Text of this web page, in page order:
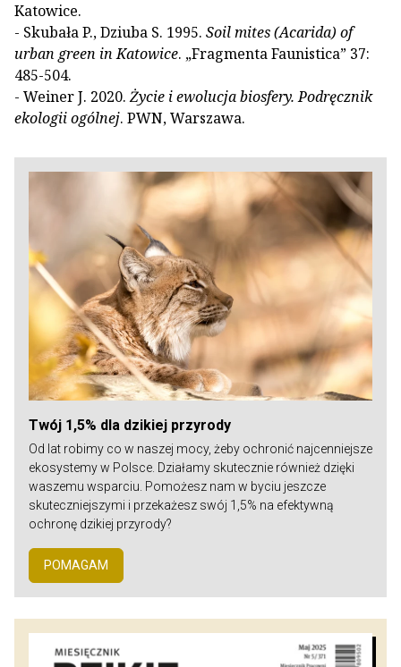
Katowice.
- Skubała P., Dziuba S. 1995. Soil mites (Acarida) of
urban green in Katowice. „Fragmenta Faunistica” 37:
485-504.
- Weiner J. 2020.Życie i ewolucja biosfery. Podręcznik
ekologii ogólnej. PWN, Warszawa.
Twój 1,5% dla dzikiej przyrody
Od lat robimy co w naszej mocy, żeby ochronić najcenniejsze
ekosystemy w Polsce. Działamy skutecznie również dzięki
waszemu wsparciu. Pomożesz nam w byciu jeszcze
skuteczniejszymi i przekażesz swój 1,5% na efektywną
ochronę dzikiej przyrody?
POMAGAM